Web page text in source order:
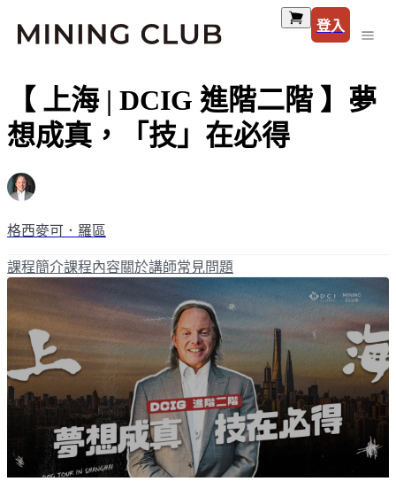
登入
【 上海 | DCIG 進階二階 】夢
想成真，「技」在必得
格西麥可．羅區
課程簡介課程內容關於講師常見問題